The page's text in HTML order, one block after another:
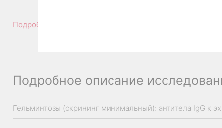
Подробное описание исследования
Подробное описание
Гельминтозы (скрининг минимальный): антитела IgG к